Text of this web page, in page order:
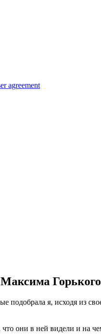
agreement
Горького
подобрала я, исходя из
они в ней видели и на